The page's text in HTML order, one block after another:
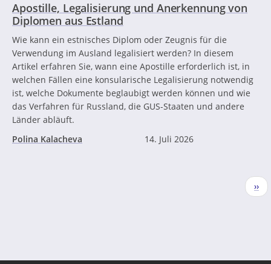
Apostille, Legalisierung und Anerkennung von
Diplomen aus Estland
Wie kann ein estnisches Diplom oder Zeugnis für die
Verwendung im Ausland legalisiert werden? In diesem
Artikel erfahren Sie, wann eine Apostille erforderlich ist, in
welchen Fällen eine konsularische Legalisierung notwendig
ist, welche Dokumente beglaubigt werden können und wie
das Verfahren für Russland, die GUS-Staaten und andere
Länder abläuft.
Polina Kalacheva
14. Juli 2026
››